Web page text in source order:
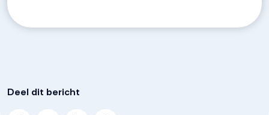
Deel dit bericht